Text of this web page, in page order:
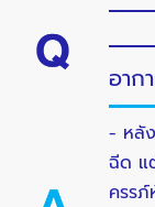
อาก
- หลั
ฉีด แ
ครร